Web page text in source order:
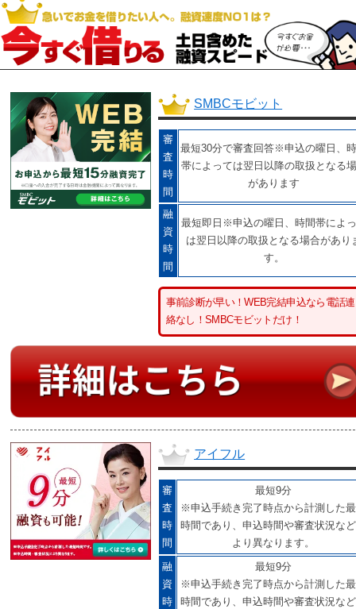
SMBCモビット
審
査
時
間
最短30分で審査回答※申込の曜日、
帯によっては翌日以降の取扱となる
があります
融
資
時
間
最短即日※申込の曜日、時間帯によ
は翌日以降の取扱となる場合があり
す。
事前診断が早い！WEB完結申込なら電話連
絡なし！SMBCモビットだけ！
アイフル
審
査
時
間
最短9分
※申込手続き完了時点から計測した
時間であり、申込時間や審査状況な
より異なります。
融
資
時
最短9分
※申込手続き完了時点から計測した
時間であり、申込時間や審査状況な